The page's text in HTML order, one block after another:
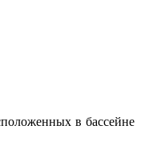
в бассейне